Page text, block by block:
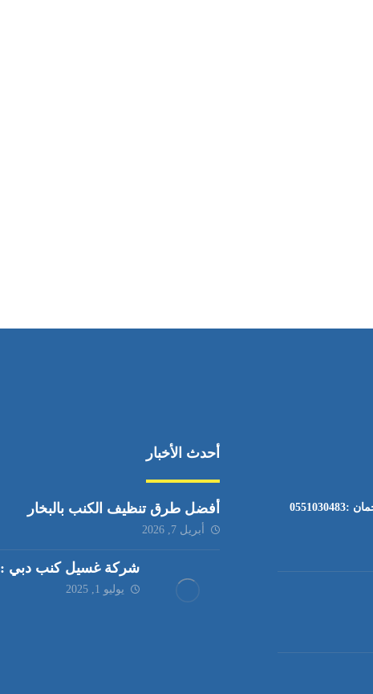
أحدث الأخبار
أفضل طرق تنظيف الكنب بالبخار
أبريل 7, 2026
شركة غسيل كنب دبي : 0551030483
يوليو 1, 2025